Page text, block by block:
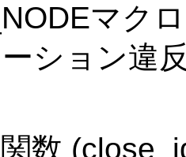
マク
ション違
数